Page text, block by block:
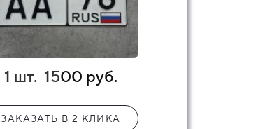
1 шт. 1500 руб.
ЗАКАЗАТЬ В 2 КЛИКА